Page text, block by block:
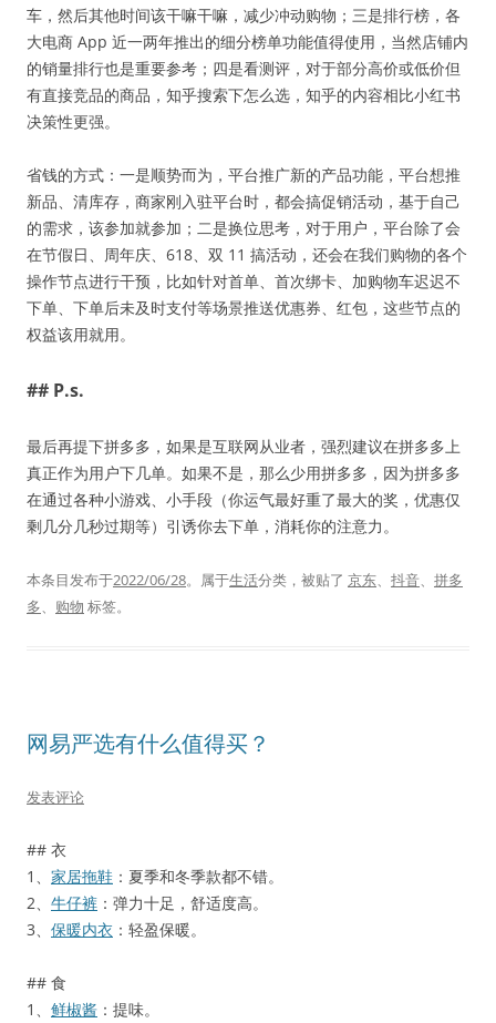
车，然后其他时间该干嘛干嘛，减少冲动购物；三是排行榜，各
大电商 App 近一两年推出的细分榜单功能值得使用，当然店铺内
的销量排行也是重要参考；四是看测评，对于部分高价或低价但
有直接竞品的商品，知乎搜索下怎么选，知乎的内容相比小红书
决策性更强。
省钱的方式：一是顺势而为，平台推广新的产品功能，平台想推
新品、清库存，商家刚入驻平台时，都会搞促销活动，基于自己
的需求，该参加就参加；二是换位思考，对于用户，平台除了会
在节假日、周年庆、618、双 11 搞活动，还会在我们购物的各个
操作节点进行干预，比如针对首单、首次绑卡、加购物车迟迟不
下单、下单后未及时支付等场景推送优惠券、红包，这些节点的
权益该用就用。
## P.s.
最后再提下拼多多，如果是互联网从业者，强烈建议在拼多多上
真正作为用户下几单。如果不是，那么少用拼多多，因为拼多多
在通过各种小游戏、小手段（你运气最好重了最大的奖，优惠仅
剩几分几秒过期等）引诱你去下单，消耗你的注意力。
本条目发布于2022/06/28。属于生活分类，被贴了 京东、 抖音、 拼多
多、 购物 标签。
网易严选有什么值得买？
发表评论
## 衣
1、 家居拖鞋 ：夏季和冬季款都不错。
2、 牛仔裤 ：弹力十足，舒适度高。
3、 保暖内衣 ：轻盈保暖。
## 食
1、 鲜椒酱 ：提味。